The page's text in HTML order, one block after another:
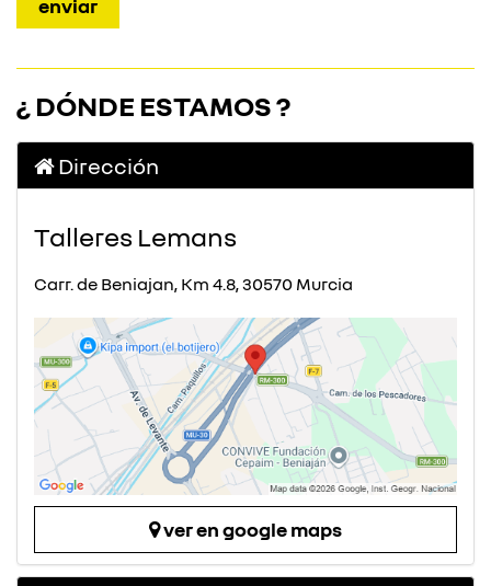
¿ DÓNDE ESTAMOS ?
Dirección
Talleres Lemans
Carr. de Beniajan, Km 4.8, 30570 Murcia
ver en google maps